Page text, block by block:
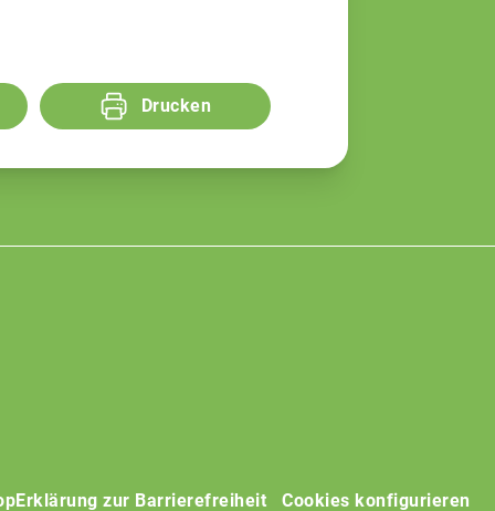
Drucken
Erklärung zur Barrierefreiheit Cookies konfigurieren